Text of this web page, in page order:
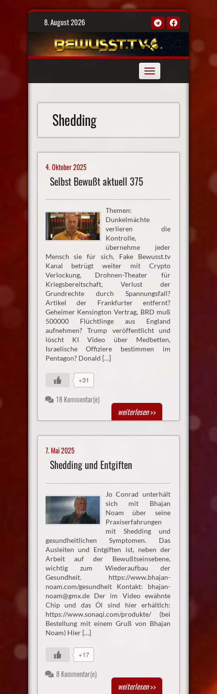
Skip
8. August 2026
Toggle
navigation
Shedding
4. Oktober 2025
Selbst Bewußt aktuell 375
Themen:
Dunkelmächte
verlieren die
Kontrolle,
übernehme jeder
Mensch sie für sich, Fake Bewusst.tv
Kanal betrügt weiter mit Crypto
Verlockung, Drohnen-Theater für
Kriegsbereitschaft, Verlust der
Grundrechte durch Spannungsfall?
Artikel der Frankfurter entfernt?
Geheimer Kensington Vertrag, BRD muß
500000 Flüchtlinge aus England
aufnehmen? Trump veröffentlicht und
löscht KI Video über Medbetten,
Israelische Offiziere bestimmen im
Pentagon? Donald […]
+31
18 Kommentar(e)
weiterlesen>>
7. Mai 2025
Shedding und Entgiften
Jo Conrad unterhält
sich mit Bhajan
Noam über seine
Praxiserfahrungen
mit Shedding und
gesundheitlichen Symptomen. Das
Ausleiten und Entgiften ist, neben der
Arbeit auf der Bewußtseinsebene,
wichtig zum Wiederaufbau der
Gesundheit. https://www.bhajan-
noam.com/gesundheit Kontakt: bhajan-
noam@gmx.de Der im Video ewähnte
Chip und das Öl sind hier erhältlch:
https://www.sonaqi.com/produkte/ (bei
Bestellung mit einem Gruß von Bhajan
Noam) Hier […]
+17
8 Kommentar(e)
weiterlesen>>